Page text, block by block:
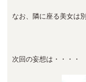
なお、隣に座る美女は
次回の妄想は・・・・